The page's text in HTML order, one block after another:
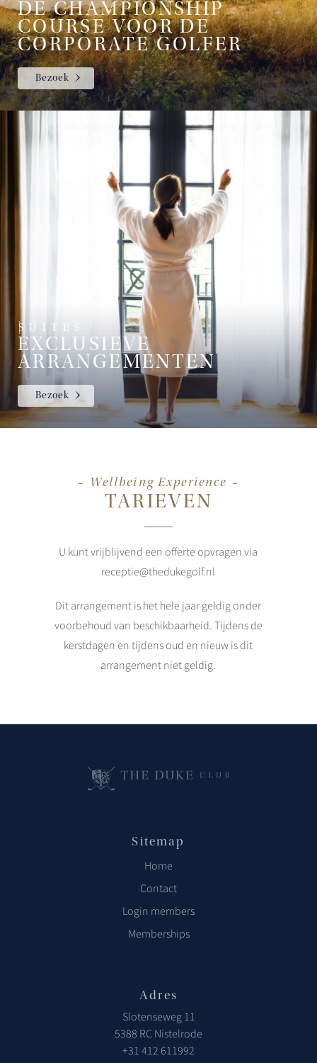
DE CHAMPIONSHIP
COURSE VOOR DE
CORPORATE GOLFER
Bezoek
EXCLUSIEVE
ARRANGEMENTEN
Bezoek
Wellbeing Experience
TARIEVEN
U kunt vrijblijvend een offerte opvragen via
receptie@thedukegolf.nl
Dit arrangement is het hele jaar geldig onder
voorbehoud van beschikbaarheid. Tijdens de
kerstdagen en tijdens oud en nieuw is dit
arrangement niet geldig.
Sitemap
Home
Contact
Login members
Memberships
Adres
Slotenseweg 11
5388 RC Nistelrode
+31 412 611992